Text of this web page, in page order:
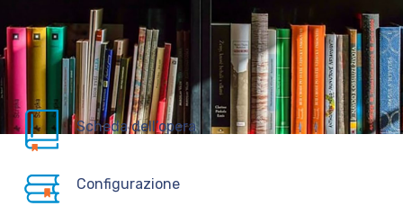
Scheda dell’opera
Configurazione